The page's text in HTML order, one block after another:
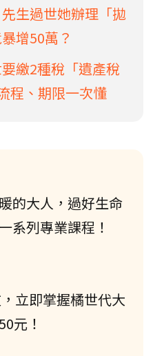
生過世她辦理「拋
增50萬？
繳2種稅「遺產稅
程、期限一次懂
的大人，過好生命
系列專業課程！
立即掌握橘世代大
元！